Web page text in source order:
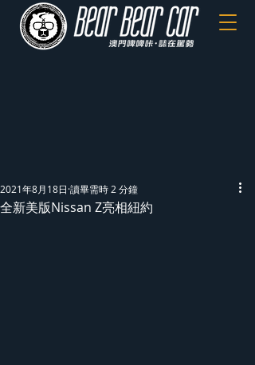
全新美版Nissan Z亮相紐約
2021年8月18日 讀畢需時 2 分鐘